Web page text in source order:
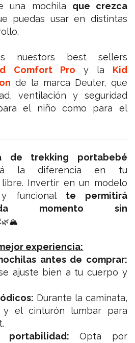
una mochila que crezca
puedas usar en distintas
nuestors best sellers
Comfort Pro y la Kid
de la marca Deuter, que
ventilación y seguridad
el niño como para el
de trekking portabebé
la diferencia en tu
Invertir en un modelo
y funcional te permitirá
momento sin
experiencia:
antes de comprar:
ajuste bien a tu cuerpo y
Durante la caminata,
y el cinturón lumbar para
portabilidad: Opta por